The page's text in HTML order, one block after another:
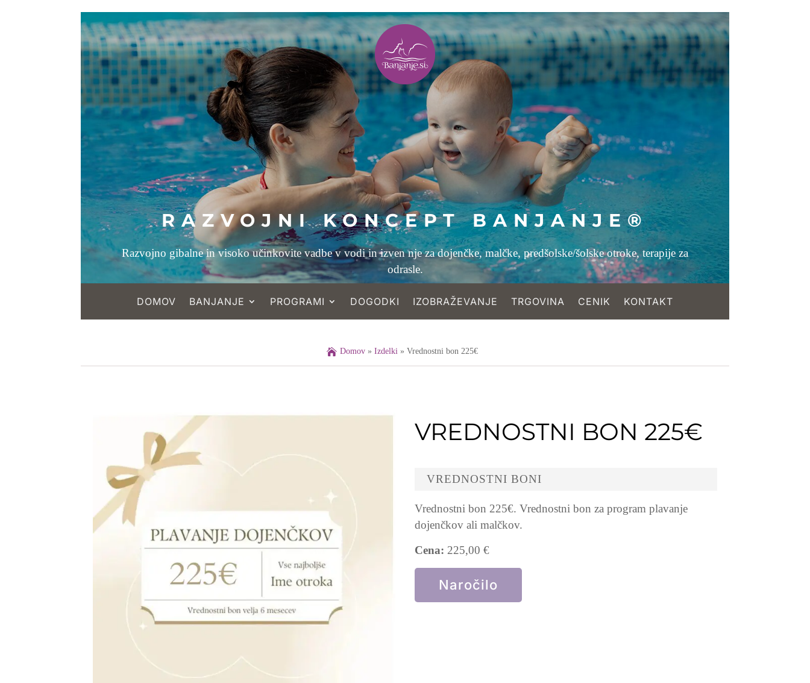
RAZVOJNI KONCEPT BANJANJE®
Razvojno gibalne in visoko učinkovite vadbe v vodi in izven nje za dojenčke, malčke, predšolske/šolske otroke, terapije za
odrasle.
DOMOV BANJANJE PROGRAMI DOGODKI IZOBRAŽEVANJE TRGOVINA CENIK KONTAKT
Domov» Izdelki» Vrednostni bon 225€
VREDNOSTNI BON 225€
VREDNOSTNI BONI
Vrednostni bon 225€. Vrednostni bon za program plavanje
dojenčkov ali malčkov.
Cena: 225,00 €
Naročilo